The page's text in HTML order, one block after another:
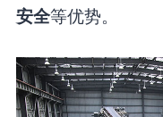
安全等优势。